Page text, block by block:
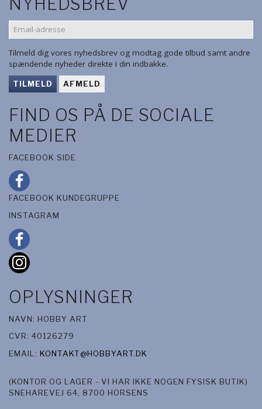
EMAIL-
ADRESSE
Tilmeld dig vores nyhedsbrev og modtag gode tilbud samt andre
spændende nyheder direkte i din indbakke.
TILMELD AFMELD
FIND OS PÅ DE SOCIALE
MEDIER
FACEBOOK SIDE
FACEBOOK KUNDEGRUPPE
INSTAGRAM
OPLYSNINGER
NAVN: HOBBY ART
CVR: 40126279
EMAIL: KONTAKT@HOBBYART.DK
(KONTOR OG LAGER - VI HAR IKKE NOGEN FYSISK BUTIK)
SNEHAREVEJ 64, 8700 HORSENS